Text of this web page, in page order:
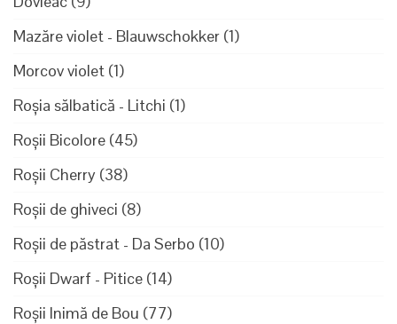
Mazăre violet - Blauwschokker (1)
Morcov violet (1)
Roșia sălbatică - Litchi (1)
Roșii Bicolore (45)
Roșii Cherry (38)
Roșii de ghiveci (8)
Roșii de păstrat - Da Serbo (10)
Roșii Dwarf - Pitice (14)
Roșii Inimă de Bou (77)